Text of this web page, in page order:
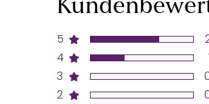
5
4
3
2